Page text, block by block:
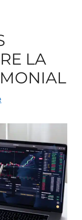
LA